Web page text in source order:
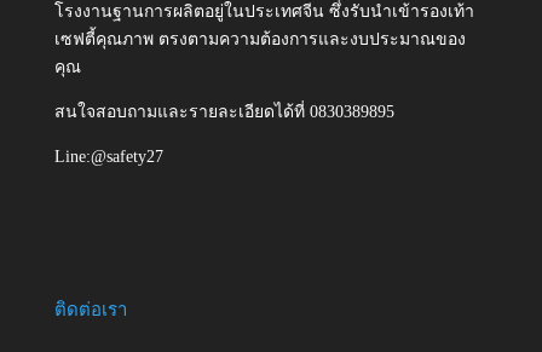
โรงงานฐานการผลิตอยู่ในประเทศจีน ซึ่งรับนำเข้ารองเท้า
เซฟตี้คุณภาพ ตรงตามความต้องการและงบประมาณของ
คุณ
สนใจสอบถามและรายละเอียดได้ที่ 0830389895
Line:@safety27
ติดต่อเรา